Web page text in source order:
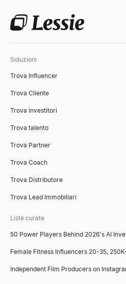
Soluzioni
Trova Influencer
Trova Cliente
Trova investitori
Trova talento
Trova Partner
Trova Coach
Trova Distributore
Trova Lead Immobiliari
Liste curate
50 Power Players Behind 2026's AI
Female Fitness Influencers 20-35,
Independent Film Producers on